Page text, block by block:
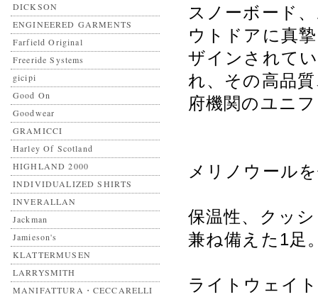
DICKSON
ENGINEERED GARMENTS
Farfield Original
Freeride Systems
gicipi
Good On
Goodwear
GRAMICCI
Harley Of Scotland
HIGHLAND 2000
INDIVIDUALIZED SHIRTS
INVERALLAN
Jackman
Jamieson's
KLATTERMUSEN
LARRYSMITH
MANIFATTURA・CECCARELLI
スノーボード
ウトドアに真
ザインされて
れ、その高品
府機関のユニ
メリノウール
保温性、クッ
兼ね備えた1足
ライトウェイ